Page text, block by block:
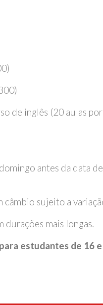
de inglês (20 aulas
antes da data
câmbio sujeito a
durações mais longas.
estudantes de 16 e